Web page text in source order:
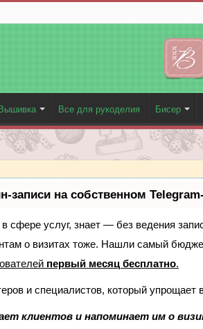
Вышивка Все для рукоделия Бисер
записи на собственном
в сфере услуг, знает — без ведения
о визитах тоже. Нашли самый
первый месяц бесплатно.
и специалистов, который упрощает
клиентов и напоминает им о